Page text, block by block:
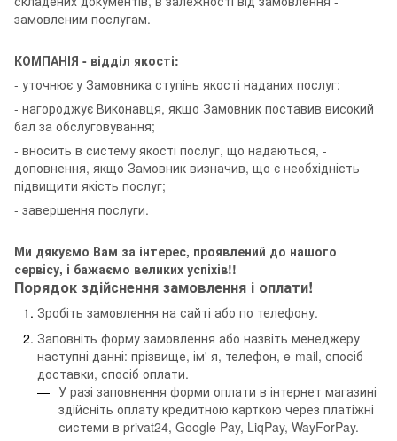
замовленим послугам.
КОМПАНІЯ - відділ якості:
- уточнює у Замовника ступінь якості наданих послуг;
- нагороджує Виконавця, якщо Замовник поставив високий
бал за обслуговування;
- вносить в систему якості послуг, що надаються, -
доповнення, якщо Замовник визначив, що є необхідність
підвищити якість послуг;
- завершення послуги.
Ми дякуємо Вам за інтерес, проявлений до нашого
сервісу, і бажаємо великих успіхів!!
Порядок здійснення замовлення і оплати!
Зробіть замовлення на сайті або по телефону.
Заповніть форму замовлення або назвіть менеджеру
наступні данні: прізвище, ім' я, телефон, e-mail, спосіб
доставки, спосіб оплати.
У разі заповнення форми оплати в інтернет магазині
здійсніть оплату кредитною карткою через платіжні
системи в privat24, Google Pay, LiqPay, WayForPay.